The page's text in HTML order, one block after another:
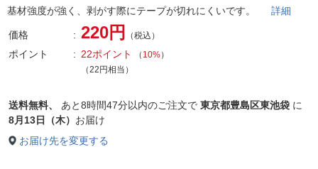
基材強度が強く、剥がす際にテープが切れにくいです。 詳細
価格 220円 （税込）
ポイント 22ポイント （ 10%）
（22円相当）
送料無料、 あと8時間47分以内のご注文で 東京都豊島区東池袋 に
8月13日（木） お届け
お届け先を変更する